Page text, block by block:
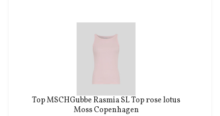
Top MSCHGubbe Rasmia SL Top rose lotus
Moss Copenhagen